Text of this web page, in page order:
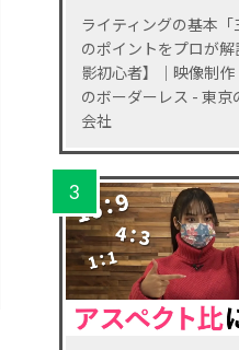
ライティングの基本「
のポイントをプロが
影初心者】｜映像制
のボーダーレス - 東京
会社
3